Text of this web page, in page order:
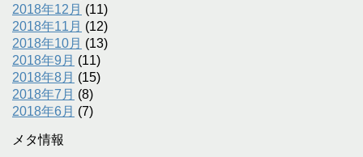
2018年12月 (11)
2018年11月 (12)
2018年10月 (13)
2018年9月 (11)
2018年8月 (15)
2018年7月 (8)
2018年6月 (7)
メタ情報